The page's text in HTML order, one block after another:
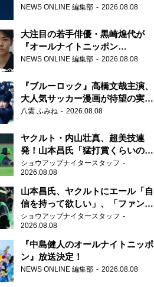
ー』
NEWS ONLINE 編集部 2026.08.08
大注目の若手俳優・黒崎煌代が
『オールナイトニッポン
0(ZERO)』に初登場「今からとて
NEWS ONLINE 編集部 2026.08.08
『ブルーロック』高橋文哉主演、
大人気サッカー漫画が待望の実写
映画に
八雲 ふみね 2026.08.08
ヤクルト・内山壮真、超美技連
発！山本昌氏「猛打賞くらいの価
値」
ショウアップナイタースタッフ
2026.08.08
山本昌氏、ヤクルトにエール「自
信を持って欲しい」、「ファンの
方も毎日応援してくれています」
ショウアップナイタースタッフ
2026.08.08
『中島健人のオールナイトニッポ
ン』放送決定！
NEWS ONLINE 編集部 2026.08.08